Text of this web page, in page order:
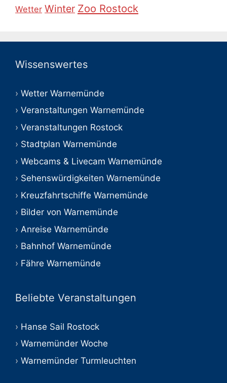
Wetter Winter Zoo Rostock
Wissenswertes
Wetter Warnemünde
Veranstaltungen Warnemünde
Veranstaltungen Rostock
Stadtplan Warnemünde
Webcams & Livecam Warnemünde
Sehenswürdigkeiten Warnemünde
Kreuzfahrtschiffe Warnemünde
Bilder von Warnemünde
Anreise Warnemünde
Bahnhof Warnemünde
Fähre Warnemünde
Beliebte Veranstaltungen
Hanse Sail Rostock
Warnemünder Woche
Warnemünder Turmleuchten